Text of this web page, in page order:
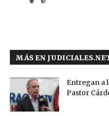
MÁS EN
Entregan a
Pastor